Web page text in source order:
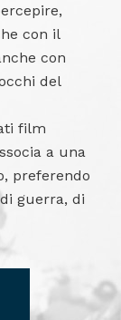
con il
con
del
film
a una
preferendo
guerra, di